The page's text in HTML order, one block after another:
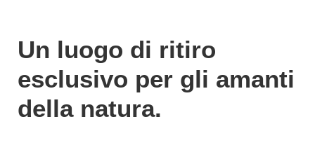
Un luogo di ritiro
esclusivo per gli amanti
della natura.